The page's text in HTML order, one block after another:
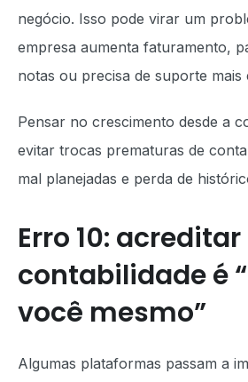
negócio. Isso pode virar um
empresa aumenta faturamento,
notas ou precisa de suporte mais
Pensar no crescimento desde a
evitar trocas prematuras de
mal planejadas e perda de
Erro 10:
contabilidade é
você mesmo”
Algumas plataformas passam a